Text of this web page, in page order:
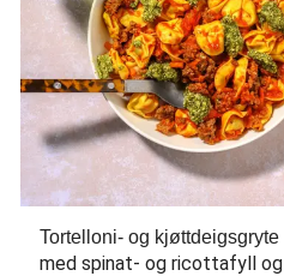
Tortelloni- og kjøttdeigsgryte
med spinat- og ricottafyll og